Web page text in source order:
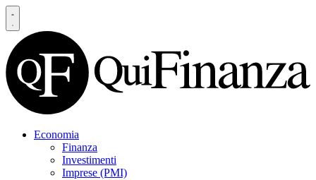
Economia
Finanza
Investimenti
Imprese (PMI)